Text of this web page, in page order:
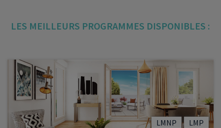
LES MEILLEURS PROGRAMMES DISPONIBLES :
LMNP LMP